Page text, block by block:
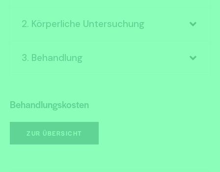
2. Körperliche Untersuchung
3. Behandlung
Behandlungskosten
ZUR ÜBERSICHT